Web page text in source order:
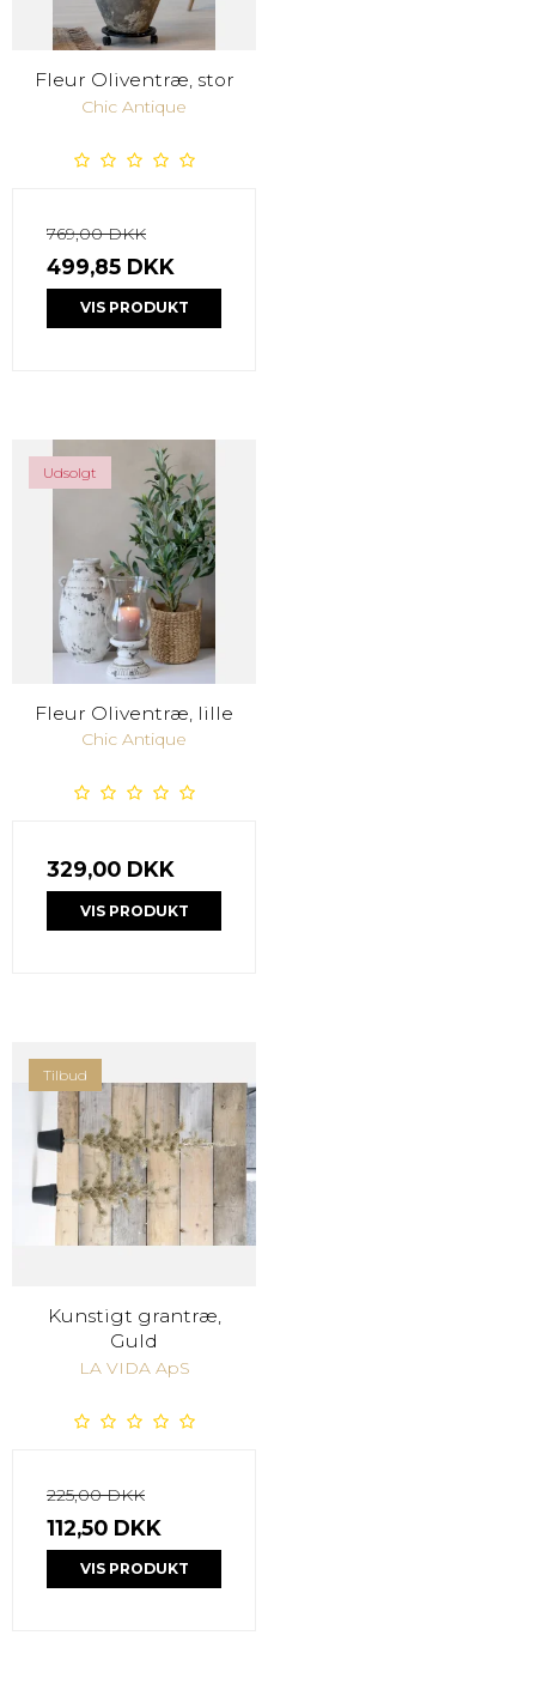
Fleur Oliventræ, stor
Chic Antique
769,00 DKK
499,85 DKK
VIS PRODUKT
Udsolgt
Fleur Oliventræ, lille
Chic Antique
329,00 DKK
VIS PRODUKT
Tilbud
Kunstigt grantræ,
Guld
LA VIDA ApS
225,00 DKK
112,50 DKK
VIS PRODUKT